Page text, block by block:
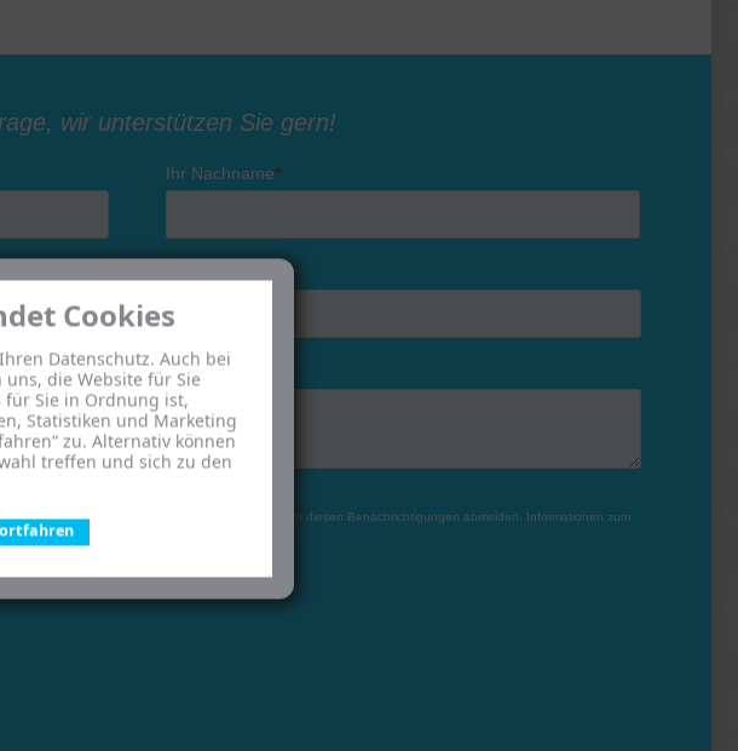
Cookies
Datenschutz. Auch bei
uns, die Website für Sie
Sie in Ordnung ist,
Statistiken und Marketing
zu. Alternativ können
treffen und sich zu den